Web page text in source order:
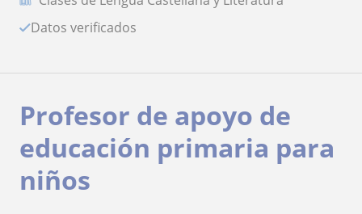
Datos verificados
Profesor de apoyo de
educación primaria para
niños